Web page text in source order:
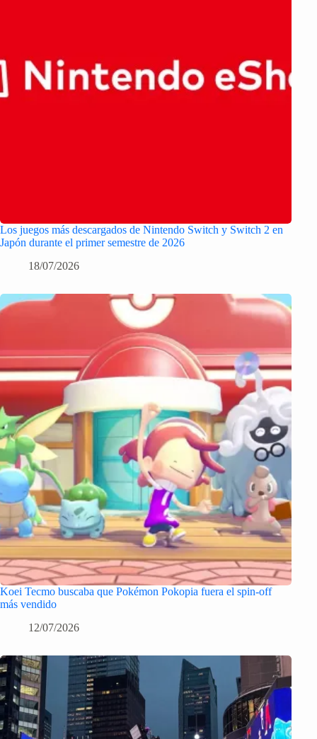
Los juegos más descargados de Nintendo Switch y Switch 2 en
Japón durante el primer semestre de 2026
18/07/2026
Koei Tecmo buscaba que Pokémon Pokopia fuera el spin-off
más vendido
12/07/2026